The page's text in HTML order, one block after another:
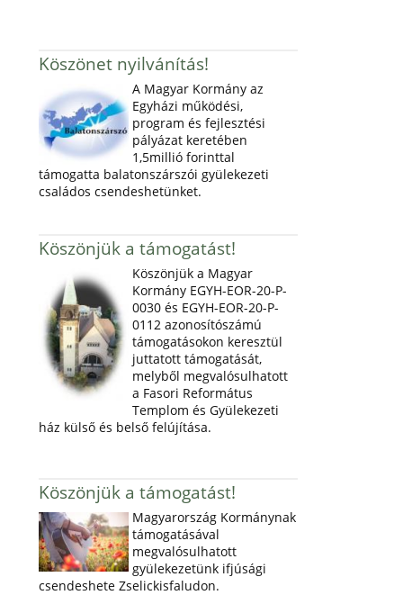
Köszönet nyilvánítás!
A Magyar Kormány az
Egyházi működési,
program és fejlesztési
pályázat keretében
1,5millió forinttal
támogatta balatonszárszói gyülekezeti
családos csendeshetünket.
Köszönjük a támogatást!
Köszönjük a Magyar
Kormány EGYH-EOR-20-P-
0030 és EGYH-EOR-20-P-
0112 azonosítószámú
támogatásokon keresztül
juttatott támogatását,
melyből megvalósulhatott
a Fasori Református
Templom és Gyülekezeti
ház külső és belső felújítása.
Köszönjük a támogatást!
Magyarország Kormánynak
támogatásával
megvalósulhatott
gyülekezetünk ifjúsági
csendeshete Zselickisfaludon.